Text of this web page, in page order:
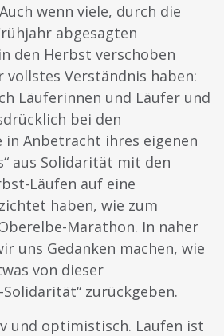
wenn viele, durch die
abgesagten
den Herbst verschoben
Verständnis haben:
Läuferinnen und Läufer und
bei den
Anbetracht ihres eigenen
aus Solidarität mit den
Läufen auf eine
haben, wie zum
Marathon. In naher
uns Gedanken machen, wie
von dieser
zurückgeben.
und optimistisch. Laufen ist